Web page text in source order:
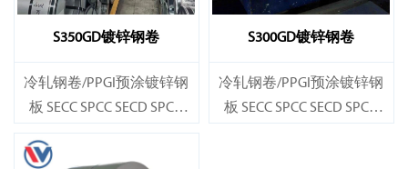
S350GD镀锌钢卷
冷轧钢卷/PPGI预涂镀锌钢
板 SECC SPCC SECD SPCD
SECE SPCE SECC N2 SECC N4
S300GD镀锌钢卷
冷轧钢卷/PPGI预涂镀锌钢
板 SECC SPCC SECD SPCD